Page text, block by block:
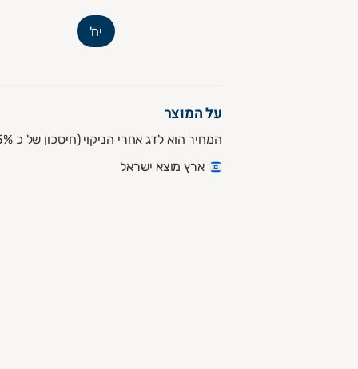
יח'
על המוצר
המחיר הוא לדג אחרי הניקוי (חיסכון של כ 25%)
ארץ מוצא ישראל